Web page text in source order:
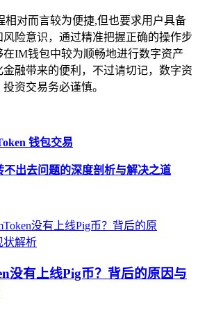
相对而言较为便捷,但也要求用户具备
险意识，通过精准把握正确的操作步
IM钱包中较为顺畅地进行数字资产
融带来的便利，不过请切记，数字资
资交易务必谨慎。
钱包交易
不出去问题的深度剖析与解决之道
没有上线Pig币？背后的原因与